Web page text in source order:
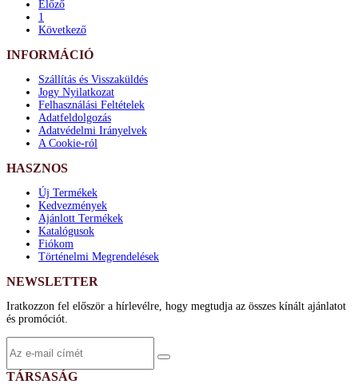
Előző
1
Következő
INFORMÁCIÓ
Szállítás és Visszaküldés
Jogy Nyilatkozat
Felhasználási Feltételek
Adatfeldolgozás
Adatvédelmi Irányelvek
A Cookie-ról
HASZNOS
Új Termékek
Kedvezmények
Ajánlott Termékek
Katalógusok
Fiókom
Történelmi Megrendelések
NEWSLETTER
Iratkozzon fel először a hírlevélre, hogy megtudja az összes kínált ajánlatot
és promóciót.
TÁRSASÁG